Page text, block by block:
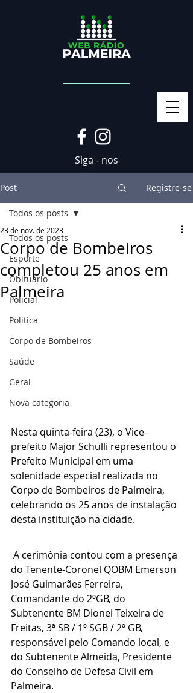
Siga - nos
Post Registre-se
Todos os posts
Esporte
Obituário
Policial
Politica
Corpo de Bombeiros
Saúde
Geral
Nova categoria
Todos os posts
Corpo de Bombeiros
completou 25 anos em
Palmeira
23 de nov. de 2023
Nesta quinta-feira (23), o Vice-
prefeito Major Schulli representou o
Prefeito Municipal em uma
solenidade especial realizada no
Corpo de Bombeiros de Palmeira,
celebrando os 25 anos de instalação
desta instituição na cidade.
do Tenente-Coronel QOBM Emerson
José Guimarães Ferreira,
Comandante do 2ºGB, do
Subtenente BM Dionei Teixeira de
Freitas, 3ª SB / 1º SGB / 2º GB,
responsável pelo Comando local, e
do Subtenente Almeida, Presidente
do Conselho de Defesa Civil em
Palmeira.